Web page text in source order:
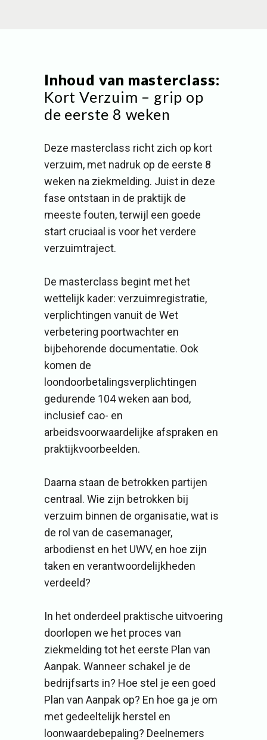
Inhoud van masterclass:
Kort Verzuim – grip op
de eerste 8 weken
Deze masterclass richt zich op kort
verzuim, met nadruk op de eerste 8
weken na ziekmelding. Juist in deze
fase ontstaan in de praktijk de
meeste fouten, terwijl een goede
start cruciaal is voor het verdere
verzuimtraject.
De masterclass begint met het
wettelijk kader: verzuimregistratie,
verplichtingen vanuit de Wet
verbetering poortwachter en
bijbehorende documentatie. Ook
komen de
loondoorbetalingsverplichtingen
gedurende 104 weken aan bod,
inclusief cao- en
arbeidsvoorwaardelijke afspraken en
praktijkvoorbeelden.
Daarna staan de betrokken partijen
centraal. Wie zijn betrokken bij
verzuim binnen de organisatie, wat is
de rol van de casemanager,
arbodienst en het UWV, en hoe zijn
taken en verantwoordelijkheden
verdeeld?
In het onderdeel praktische uitvoering
doorlopen we het proces van
ziekmelding tot het eerste Plan van
Aanpak. Wanneer schakel je de
bedrijfsarts in? Hoe stel je een goed
Plan van Aanpak op? En hoe ga je om
met gedeeltelijk herstel en
loonwaardebepaling? Deelnemers